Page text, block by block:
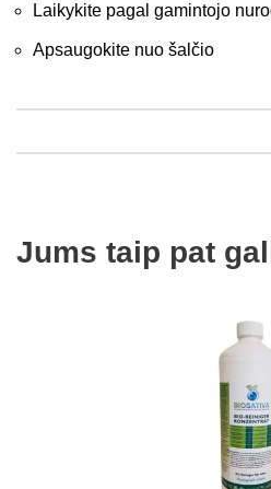
Laikykite pagal gamintojo
Apsaugokite nuo šalčio
Jums taip pat